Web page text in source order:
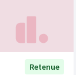
Retenue